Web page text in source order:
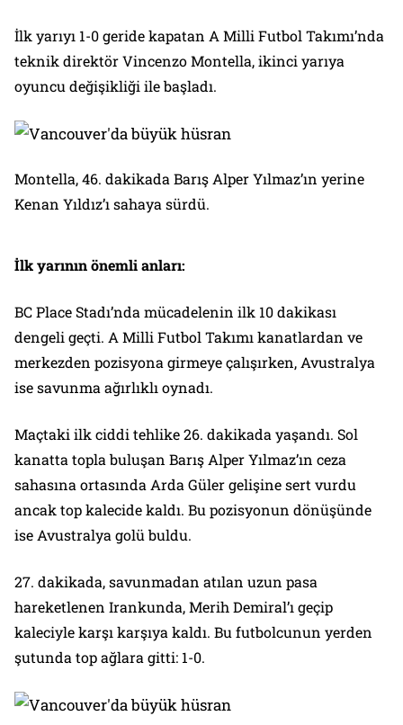
İlk yarıyı 1-0 geride kapatan A Milli Futbol Takımı’nda
teknik direktör Vincenzo Montella, ikinci yarıya
oyuncu değişikliği ile başladı.
Montella, 46. dakikada Barış Alper Yılmaz’ın yerine
Kenan Yıldız’ı sahaya sürdü.
İlk yarının önemli anları:
BC Place Stadı’nda mücadelenin ilk 10 dakikası
dengeli geçti. A Milli Futbol Takımı kanatlardan ve
merkezden pozisyona girmeye çalışırken, Avustralya
ise savunma ağırlıklı oynadı.
Maçtaki ilk ciddi tehlike 26. dakikada yaşandı. Sol
kanatta topla buluşan Barış Alper Yılmaz’ın ceza
sahasına ortasında Arda Güler gelişine sert vurdu
ancak top kalecide kaldı. Bu pozisyonun dönüşünde
ise Avustralya golü buldu.
27. dakikada, savunmadan atılan uzun pasa
hareketlenen Irankunda, Merih Demiral’ı geçip
kaleciyle karşı karşıya kaldı. Bu futbolcunun yerden
şutunda top ağlara gitti: 1-0.